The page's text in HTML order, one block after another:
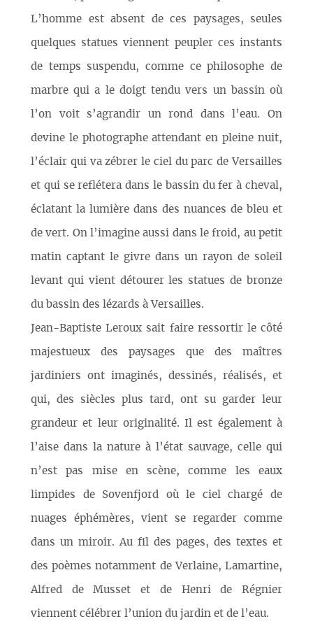
L’homme est absent de ces paysages, seules
quelques statues viennent peupler ces instants
de temps suspendu, comme ce philosophe de
marbre qui a le doigt tendu vers un bassin où
l’on voit s’agrandir un rond dans l’eau. On
devine le photographe attendant en pleine nuit,
l’éclair qui va zébrer le ciel du parc de Versailles
et qui se reflétera dans le bassin du fer à cheval,
éclatant la lumière dans des nuances de bleu et
de vert. On l’imagine aussi dans le froid, au petit
matin captant le givre dans un rayon de soleil
levant qui vient détourer les statues de bronze
du bassin des lézards à Versailles.
Jean-Baptiste Leroux sait faire ressortir le côté
majestueux des paysages que des maîtres
jardiniers ont imaginés, dessinés, réalisés, et
qui, des siècles plus tard, ont su garder leur
grandeur et leur originalité. Il est également à
l’aise dans la nature à l’état sauvage, celle qui
n’est pas mise en scène, comme les eaux
limpides de Sovenfjord où le ciel chargé de
nuages éphémères, vient se regarder comme
dans un miroir. Au fil des pages, des textes et
des poèmes notamment de Verlaine, Lamartine,
Alfred de Musset et de Henri de Régnier
viennent célébrer l’union du jardin et de l’eau.